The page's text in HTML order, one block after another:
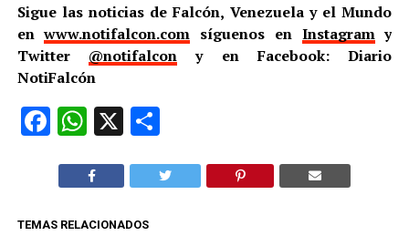
Sigue las noticias de Falcón, Venezuela y el Mundo
enwww.notifalcon.com síguenos en Instagramy
Twitter @notifalcon y en Facebook: Diario
NotiFalcón
Facebook
WhatsApp
X Compartir
TEMAS RELACIONADOS